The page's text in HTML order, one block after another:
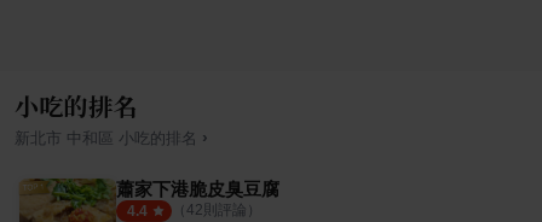
小吃的排名
新北市 中和區 小吃 的排名 ›
蕭家下港脆皮臭豆腐
4.4 （ 42則評論）